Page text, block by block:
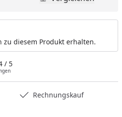
Produkt
diesem Produkt erhalten.
/ 5
Rechnungskauf